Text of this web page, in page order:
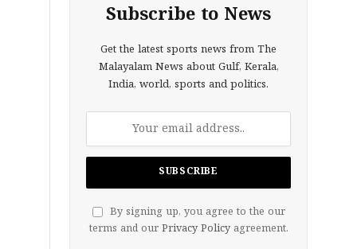
Subscribe to News
Get the latest sports news from The
Malayalam News about Gulf, Kerala,
India, world, sports and politics.
By signing up, you agree to the our
terms and our Privacy Policyagreement.